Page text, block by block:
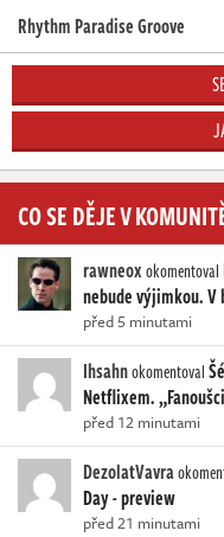
Rhythm Paradise Groove
CO SE DĚJE V
rawneoxokomentoval
nebude výjimkou. V
před 5 minutami
Ihsahnokomentoval
Netflixem.
před 12 minutami
DezolatVavra
Day - preview
před 21 minutami